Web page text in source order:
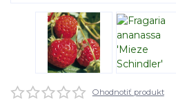
Ohodnotiť produkt